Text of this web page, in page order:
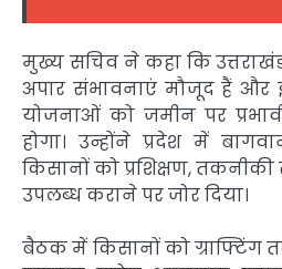
मुख्य सचिव ने कहा कि
अपार संभावनाएं मौजूद हैं और
योजनाओं को जमीन पर
होगा। उन्होंने प्रदेश में
किसानों को प्रशिक्षण,
उपलब्ध कराने पर जोर दिया।
बैठक में किसानों को ग्राफ्टिंग